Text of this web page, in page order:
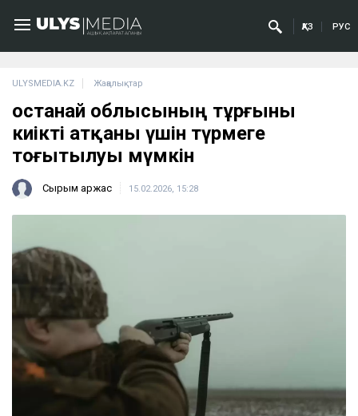
ҚАЗ РУС
ULYSMEDIA.KZ Жаңалықтар
Қостанай облысының тұрғыны
киікті атқаны үшін түрмеге
тоғытылуы мүмкін
Сырым Қаржас 15.02.2026, 15:28